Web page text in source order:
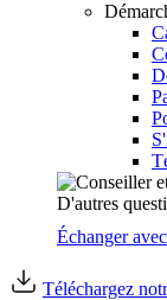
D'autres
Échanger
Téléchargez